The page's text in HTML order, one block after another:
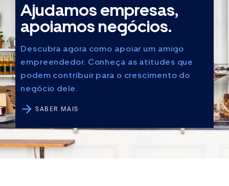
Ajudamos empresas,
apoiamos negócios.
Descubra agora como apoiar um amigo
empreendedor. Conheça as atitudes que
podem contribuir para o crescimento do
negócio dele.
SABER MAIS